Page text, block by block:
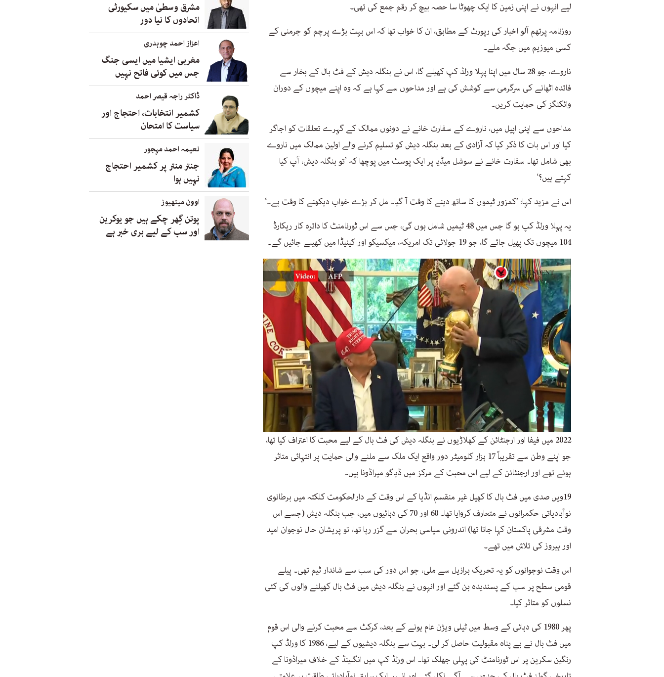
لیے انہوں نے اپنی زمین کا ایک چھوٹا سا حصہ بیچ کر رقم جمع کی تھی۔
روزنامہ پرتھم آلو اخبار کی رپورٹ کے مطابق، ان کا خواب تھا کہ اس بہت بڑے پرچم کو جرمنی کے
کسی میوزیم میں جگہ ملے۔
ناروے، جو 28 سال میں اپنا پہلا ورلڈ کپ کھیلے گا، اس نے بنگلہ دیش کے فٹ بال کے بخار سے
فائدہ اٹھانے کی سرگرمی سے کوشش کی ہے اور مداحوں سے کہا ہے کہ وہ اپنے میچوں کے دوران
وائکنگز کی حمایت کریں۔
مداحوں سے اپنی اپیل میں، ناروے کے سفارت خانے نے دونوں ممالک کے گہرے تعلقات کو اجاگر
کیا اور اس بات کا ذکر کیا کہ آزادی کے بعد بنگلہ دیش کو تسلیم کرنے والے اولین ممالک میں ناروے
بھی شامل تھا۔ سفارت خانے نے سوشل میڈیا پر ایک پوسٹ میں پوچھا کہ ’تو بنگلہ دیش، آپ کیا
کہتے ہیں؟‘
اس نے مزید کہا: ’کمزور ٹیموں کا ساتھ دینے کا وقت آ گیا۔ مل کر بڑے خواب دیکھنے کا وقت ہے۔‘
یہ پہلا ورلڈ کپ ہو گا جس میں 48 ٹیمیں شامل ہوں گی، جس سے اس ٹورنامنٹ کا دائرہ کار ریکارڈ
104 میچوں تک پھیل جائے گا، جو 19 جولائی تک امریکہ، میکسیکو اور کینیڈا میں کھیلے جائیں گے۔
2022 میں فیفا اور ارجنٹائن کے کھلاڑیوں نے بنگلہ دیش کی فٹ بال کے لیے محبت کا اعتراف کیا تھا،
جو اپنے وطن سے تقریباً 17 ہزار کلومیٹر دور واقع ایک ملک سے ملنے والی حمایت پر انتہائی متاثر
ہوئے تھے اور ارجنٹائن کے لیے اس محبت کے مرکز میں ڈیاگو میراڈونا ہیں۔
19ویں صدی میں فٹ بال کا کھیل غیر منقسم انڈیا کے اس وقت کے دارالحکومت کلکتہ میں برطانوی
نوآبادیاتی حکمرانوں نے متعارف کروایا تھا۔ 60 اور 70 کی دہائیوں میں، جب بنگلہ دیش (جسے اس
وقت مشرقی پاکستان کہا جاتا تھا) اندرونی سیاسی بحران سے گزر رہا تھا، تو پریشان حال نوجوان امید
اور ہیروز کی تلاش میں تھے۔
اس وقت نوجوانوں کو یہ تحریک برازیل سے ملی، جو اس دور کی سب سے شاندار ٹیم تھی۔ پیلے
قومی سطح پر سب کے پسندیدہ بن گئے اور انہوں نے بنگلہ دیش میں فٹ بال کھیلنے والوں کی کئی
نسلوں کو متاثر کیا۔
پھر 1980 کی دہائی کے وسط میں ٹیلی ویژن عام ہونے کے بعد، کرکٹ سے محبت کرنے والی اس قوم
میں فٹ بال نے بے پناہ مقبولیت حاصل کر لی۔ بہت سے بنگلہ دیشیوں کے لیے، 1986 کا ورلڈ کپ
رنگین سکرین پر اس ٹورنامنٹ کی پہلی جھلک تھا۔ اس ورلڈ کپ میں انگلینڈ کے خلاف میراڈونا کے
مشرق وسطیٰ میں سکیورٹی
اتحادوں کا نیا دور
اعزاز احمد چوہدری
مغربی ایشیا میں ایسی جنگ
جس میں کوئی فاتح نہیں
ڈاکٹر راجہ قیصر احمد
کشمیر انتخابات، احتجاج اور
سیاست کا امتحان
نعیمہ احمد مہجور
جنتر منتر پر کشمیر احتجاج
نہیں ہوا
اوون میتھیوز
پوتن گِھر چکے ہیں جو یوکرین
اور سب کے لیے بری خبر ہے